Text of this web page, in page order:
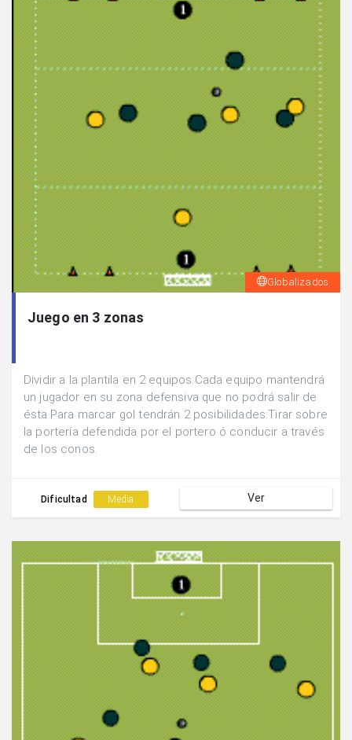
Globalizados
Juego en 3 zonas
Dividir a la plantila en 2 equipos.Cada equipo mantendrá
un jugador en su zona defensiva que no podrá salir de
ésta.Para marcar gol tendrán 2 posibilidades:Tirar sobre
la portería defendida por el portero ó conducir a través
de los conos.
Dificultad Media Ver